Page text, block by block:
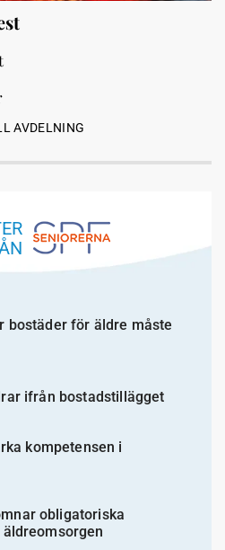
AVDELNING
bostäder för äldre måste
ifrån bostadstillägget
kompetensen i
obligatoriska